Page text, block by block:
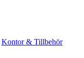
Kontor & Tillbehör